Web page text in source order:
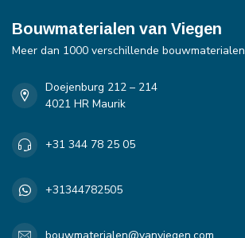
Bouwmaterialen van Viegen
Meer dan 1000 verschillende bouwmaterialen
Doejenburg 212 – 214
4021 HR Maurik
+31 344 78 25 05
+31344782505